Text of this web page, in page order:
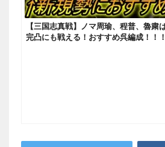
【三国志真戦】ノマ周瑜、程普、魯粛
完凸にも戦える！おすすめ呉編成！！